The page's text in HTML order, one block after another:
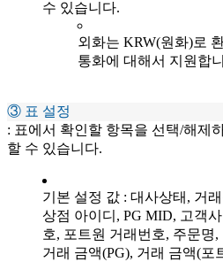
수 있습니다.
외화는 KRW(원화)로
통화에 대해서 지원합
③ 표 설정
: 표에서 확인할 항목을 선택/해제
할 수 있습니다.
기본 설정 값 : 대사상태, 거
상점 아이디, PG MID, 고객
호, 포트원 거래번호, 주문명
거래 금액(PG), 거래 금액(포